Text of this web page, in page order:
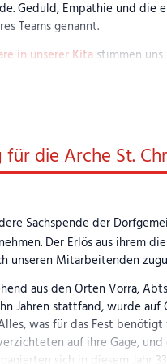
Geduld, Empathie und die
Teams genannt.
in unserer Kitastimmen uns
Viele Eltern betonten,
liebevoll empfangen
haben, wichtige Anliegen
Einrichtung
des Teams, die
bereichern.
erreicht – etwa der
Rückzugsmöglichkeiten
Hinweise nehmen wir
Uns ist bewusst,
mit sich bringt. Umso mehr
berücksichtigt werden
die Arche St.
Sachspende der
Der Erlös aus ihrem
unseren Mitarbeitenden
aus den Orten Vorra,
Jahren stattfand, wurde auf
was für das Fest
auf ihre Gage,